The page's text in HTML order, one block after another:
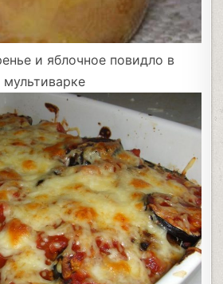
и яблочное повидло в
мультиварке